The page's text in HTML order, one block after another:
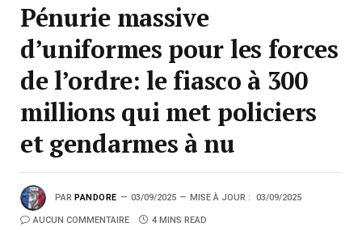
Pénurie massive
d’uniformes pour les forces
de l’ordre: le fiasco à 300
millions qui met policiers
et gendarmes à nu
PAR PANDORE 03/09/2025 MISE À JOUR : 03/09/2025
AUCUN COMMENTAIRE 4 MINS READ